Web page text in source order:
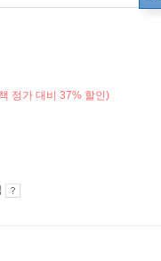
정가 대비 37% 할인)